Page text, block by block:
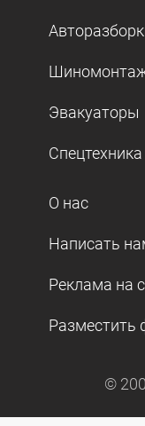
Эвакуаторы
Спецтехника
О нас
Написать
Реклама на
Разместить
©